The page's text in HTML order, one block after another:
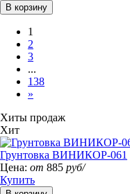
1
2
3
...
138
»
Хиты продаж
Хит
Грунтовка ВИНИКОР-061
Цена: от 885 руб/
Купить